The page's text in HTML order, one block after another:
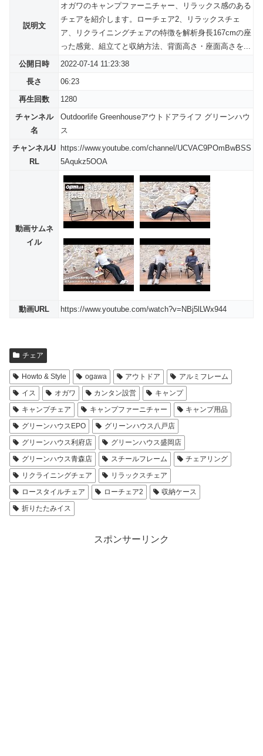
説明文
オガワのキャンプファーニチャー、リラックス感のある
チェアを紹介します。ローチェア2、リラックスチェ
ア、リクライニングチェアの特徴を解析身長167cmの座
った感覚、組立てと収納方法、背面高さ・座面高さを...
公開日時
2022-07-14 11:23:38
長さ
06:23
再生回数
1280
チャンネル
名
Outdoorlife Greenhouseアウトドアライフ グリーンハウ
ス
チャンネルU
RL
https://www.youtube.com/channel/UCVAC9POmBwBSS
5Aqukz5OOA
動画サムネ
イル
動画URL https://www.youtube.com/watch?v=NBj5lLWx944
チェア
Howto & Style ogawa アウトドア
アルミフレーム
イス
オガワ カンタン設営
キャンプ
キャンプチェア
キャンプファーニチャー
キャンプ用品
グリーンハウスEPO
グリーンハウス八戸店
グリーンハウス利府店
グリーンハウス盛岡店
グリーンハウス青森店
スチールフレーム
チェアリング
リクライニングチェア
リラックスチェア
ロースタイルチェア
ローチェア2
収納ケース
折りたたみイス
スポンサーリンク